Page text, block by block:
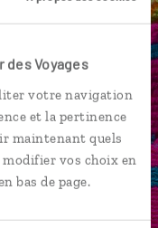
Voyages
votre navigation
et la pertinence
maintenant quels
modifier vos choix en
bas de page.